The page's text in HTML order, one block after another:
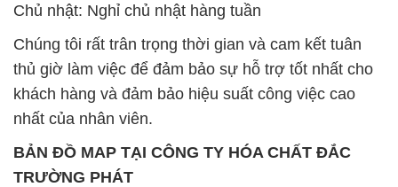
Chủ nhật: Nghỉ chủ nhật hàng tuần
Chúng tôi rất trân trọng thời gian và cam kết tuân
thủ giờ làm việc để đảm bảo sự hỗ trợ tốt nhất cho
khách hàng và đảm bảo hiệu suất công việc cao
nhất của nhân viên.
BẢN ĐỒ MAP TẠI CÔNG TY HÓA CHẤT ĐẮC
TRƯỜNG PHÁT